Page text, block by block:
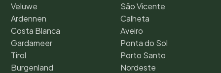
Veluwe
Ardennen
Costa Blanca
Gardameer
Tirol
Burgenland
São Vicente
Calheta
Aveiro
Ponta do Sol
Porto Santo
Nordeste